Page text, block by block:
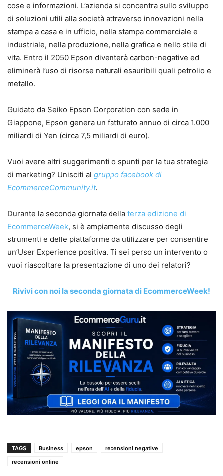
cose e informazioni. L’azienda si concentra sullo sviluppo
di soluzioni utili alla società attraverso innovazioni nella
stampa a casa e in ufficio, nella stampa commerciale e
industriale, nella produzione, nella grafica e nello stile di
vita. Entro il 2050 Epson diventerà carbon-negative ed
eliminerà l’uso di risorse naturali esauribili quali petrolio e
metallo.
Guidato da Seiko Epson Corporation con sede in
Giappone, Epson genera un fatturato annuo di circa 1.000
miliardi di Yen (circa 7,5 miliardi di euro).
Vuoi avere altri suggerimenti o spunti per la tua strategia
di marketing? Unisciti al gruppo facebook di
EcommerceCommunity.it.
Durante la seconda giornata della terza edizione di
EcommerceWeek, si è ampiamente discusso degli
strumenti e delle piattaforme da utilizzare per consentire
un’User Experience positiva. Ti sei perso un intervento o
vuoi riascoltare la presentazione di uno dei relatori?
Rivivi con noi la seconda giornata di EcommerceWeek!
TAGS Business epson
recensioni negative
recensioni online